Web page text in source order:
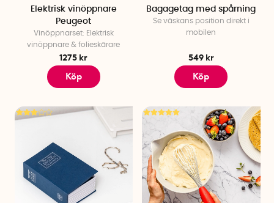
Elektrisk vinöppnare
Peugeot
Vinöppnarset: Elektrisk
vinöppnare & folieskärare
1275 kr
Köp
Bagagetag med spårning
Se väskans position direkt i
mobilen
549 kr
Köp